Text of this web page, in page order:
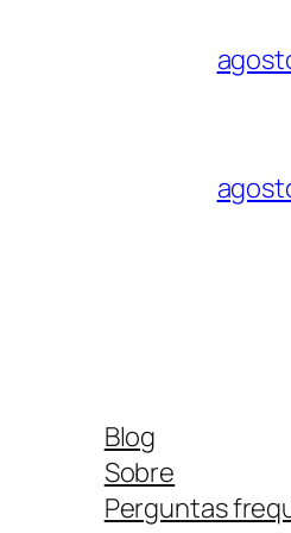
Blog
Sobre
Perguntas